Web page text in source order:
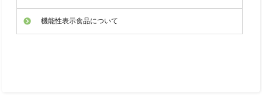
機能性表示食品について